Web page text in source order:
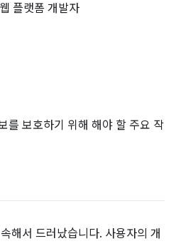
플랫폼 개발자
를 보호하기 위해 해야 할 주요 작
해서 드러났습니다. 사용자의 개